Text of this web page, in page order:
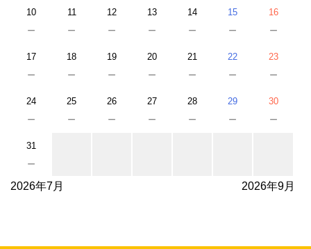
10
－
11
－
12
－
13
－
14
－
15
－
16
－
17
－
18
－
19
－
20
－
21
－
22
－
23
－
24
－
25
－
26
－
27
－
28
－
29
－
30
－
31
－
2026年7月 2026年9月